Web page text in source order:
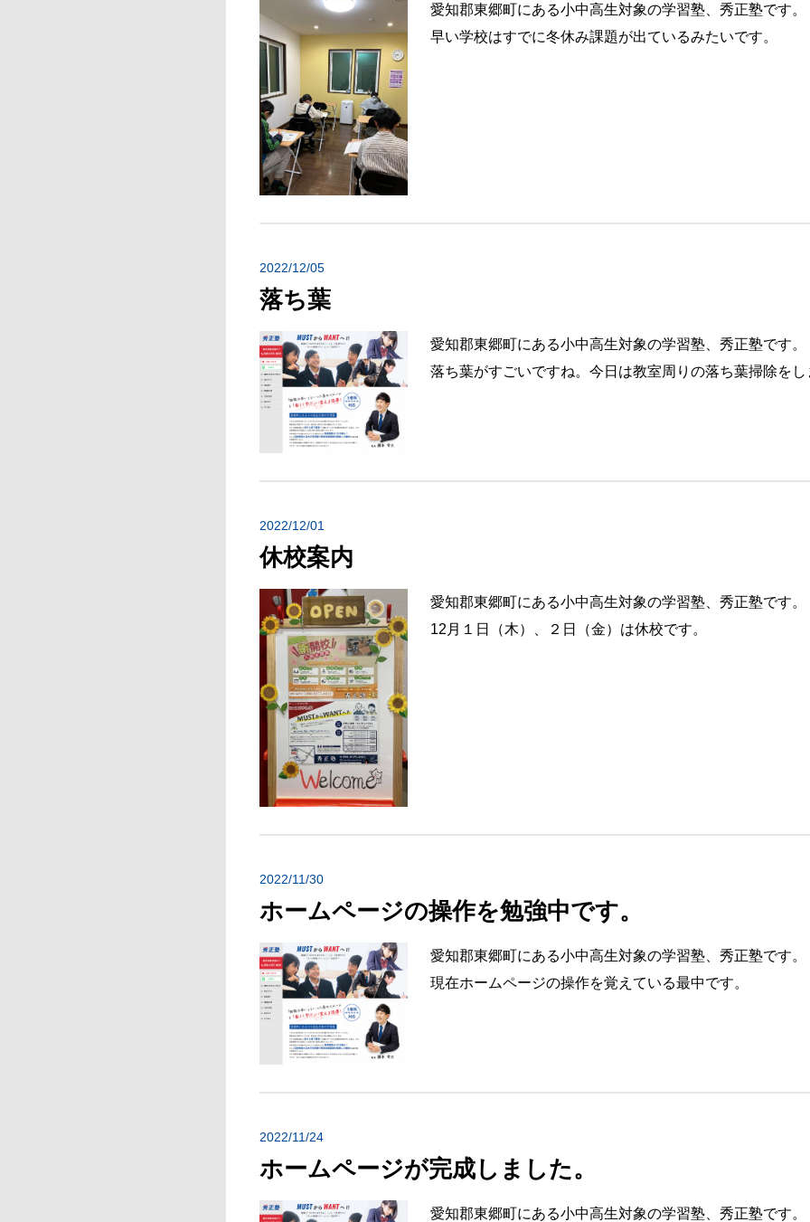
愛知郡東郷町にある小中高生対象の学習塾、秀正塾です。
早い学校はすでに冬休み課題が出ているみたいです。
2022/12/05
落ち葉
愛知郡東郷町にある小中高生対象の学習塾、秀正塾です。
落ち葉がすごいですね。今日は教室周りの落ち葉掃除をし
2022/12/01
休校案内
愛知郡東郷町にある小中高生対象の学習塾、秀正塾です。
12月１日（木）、２日（金）は休校です。
2022/11/30
ホームページの操作を勉強中です。
愛知郡東郷町にある小中高生対象の学習塾、秀正塾です。
現在ホームページの操作を覚えている最中です。
2022/11/24
ホームページが完成しました。
愛知郡東郷町にある小中高生対象の学習塾、秀正塾です。